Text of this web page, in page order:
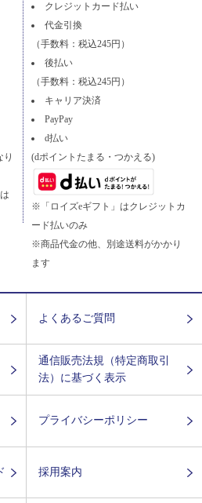
クレジットカード払い
代金引換
（手数料：税込245円）
後払い
（手数料：税込245円）
キャリア決済
PayPay
d払い
(dポイントたまる・つかえる)
※「ロイズeギフト」はクレジットカ
ード払いのみ
※商品代金の他、別途送料がかかり
ます
よくあるご質問
通信販売法規（特定商取引
法）に基づく表示
プライバシーポリシー
採用案内